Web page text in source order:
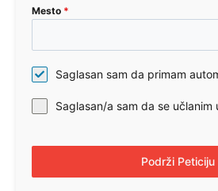
Mesto *
Saglasan sam da primam
Saglasan/a sam da se učlanim
Podrži Peticiju